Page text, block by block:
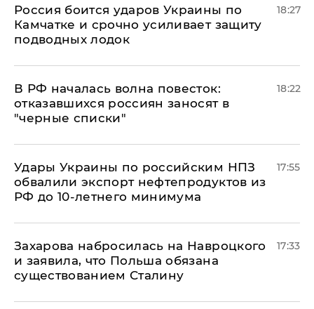
Россия боится ударов Украины по
Камчатке и срочно усиливает защиту
подводных лодок
18:27
​В РФ началась волна повесток:
отказавшихся россиян заносят в
"черные списки"
18:22
Удары Украины по российским НПЗ
обвалили экспорт нефтепродуктов из
РФ до 10-летнего минимума
17:55
​Захарова набросилась на Навроцкого
и заявила, что Польша обязана
существованием Сталину
17:33